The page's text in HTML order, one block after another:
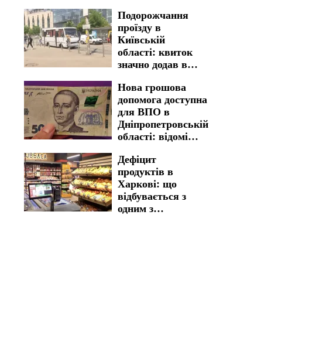
Запоріжжі на 7
серпня
Подорожчання
проїзду в
Київській
області: квиток
значно додав в
Нова грошова
допомога доступна
для ВПО в
Дніпропетровській
області: відомі
та розмір виплат
Дефіцит
продуктів в
Харкові: що
відбувається з
одним з